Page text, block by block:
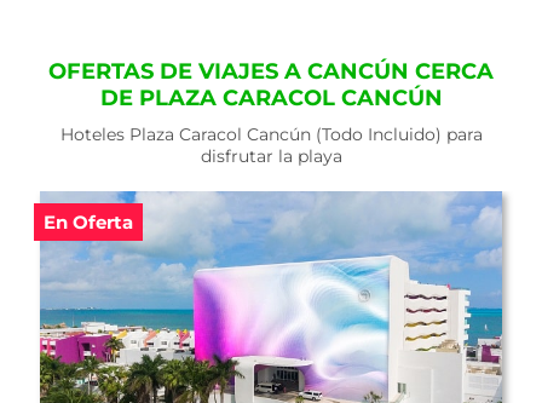
OFERTAS DE VIAJES A CANCÚN CERCA
DE PLAZA CARACOL CANCÚN
Hoteles Plaza Caracol Cancún (Todo Incluido) para
disfrutar la playa
En Oferta